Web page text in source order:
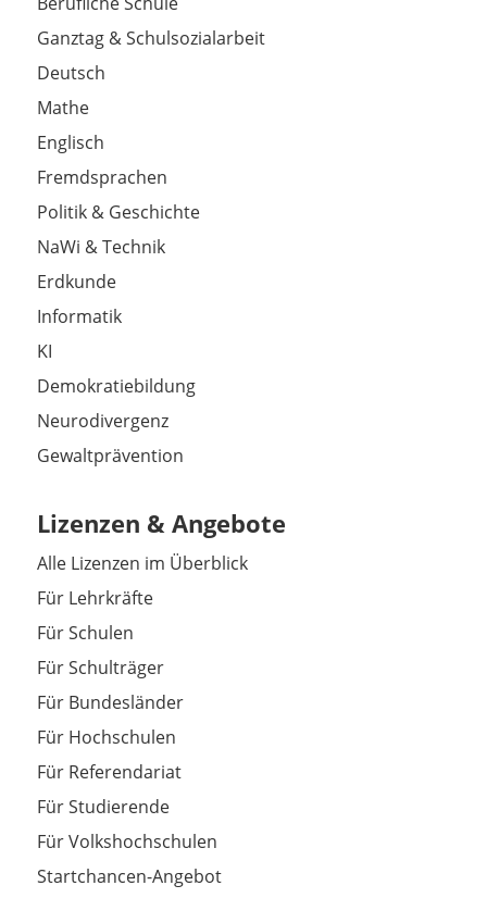
Ganztag & Schulsozialarbeit
Deutsch
Mathe
Englisch
Fremdsprachen
Politik & Geschichte
NaWi & Technik
Erdkunde
Informatik
KI
Demokratiebildung
Neurodivergenz
Gewaltprävention
Lizenzen & Angebote
Alle Lizenzen im Überblick
Für Lehrkräfte
Für Schulen
Für Schulträger
Für Bundesländer
Für Hochschulen
Für Referendariat
Für Studierende
Für Volkshochschulen
Startchancen-Angebot